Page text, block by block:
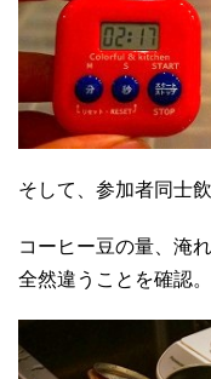
そして、参加者同士飲
コーヒー豆の量、淹
全然違うことを確認。